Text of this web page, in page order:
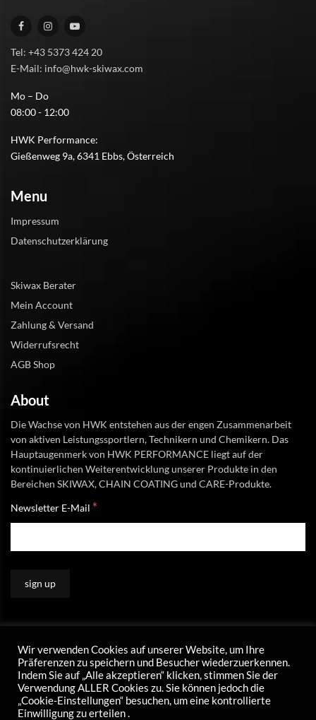
Tel: +43 5373 424 20
E-Mail: info@hwk-skiwax.com
Mo – Do
08:00 - 12:00
HWK Performance:
Gießenweg 9a, 6341 Ebbs, Österreich
Menu
Impressum
Datenschutzerklärung
Skiwax Berater
Mein Account
Zahlung & Versand
Widerrufsrecht
AGB Shop
About
Die Wachse von HWK entstehen aus der engen Zusammenarbeit
von aktiven Leistungssportlern, Technikern und Chemikern. Das
Hauptaugenmerk von HWK PERFORMANCE liegt auf der
kontinuierlichen Weiterentwicklung unserer Produkte in den
Bereichen SKIWAX, CHAIN COATING und CARE-Produkte.
Newsletter E-Mail *
Wir verwenden Cookies auf unserer Website, um Ihre
Präferenzen zu speichern und Besucher wiederzuerkennen.
Indem Sie auf „Alle akzeptieren“ klicken, stimmen Sie der
Verwendung ALLER Cookies zu. Sie können jedoch die
„Cookie-Einstellungen“ besuchen, um eine kontrollierte
Einwilligung zu erteilen .